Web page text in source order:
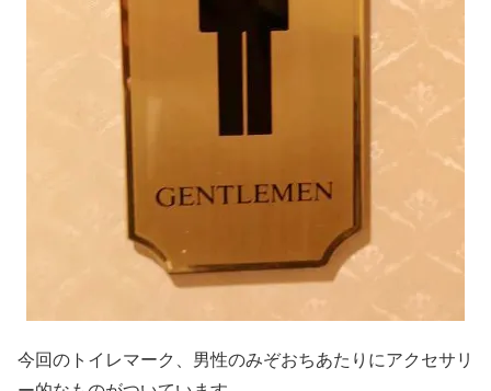
今回のトイレマーク、男性のみぞおちあたりにアクセサリ